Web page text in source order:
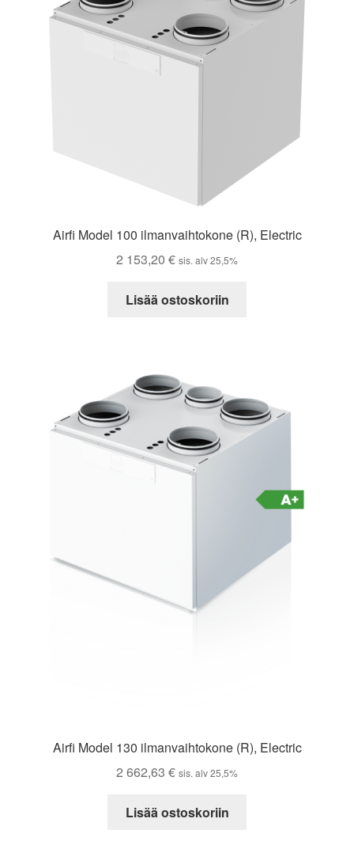
Airfi Model 100 ilmanvaihtokone (R), Electric
2 153,20 € sis. alv 25,5%
Lisää ostoskoriin
Airfi Model 130 ilmanvaihtokone (R), Electric
2 662,63 € sis. alv 25,5%
Lisää ostoskoriin